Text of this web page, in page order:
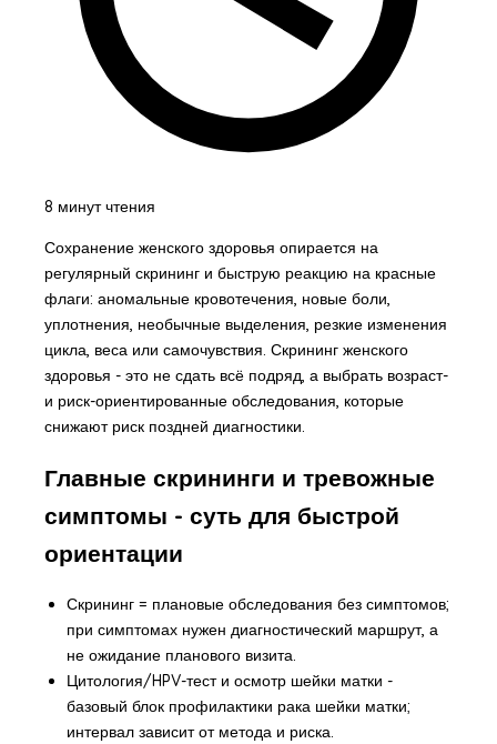
8 минут чтения
Сохранение женского здоровья опирается на
регулярный скрининг и быструю реакцию на красные
флаги: аномальные кровотечения, новые боли,
уплотнения, необычные выделения, резкие изменения
цикла, веса или самочувствия. Скрининг женского
здоровья - это не сдать всё подряд, а выбрать возраст-
и риск-ориентированные обследования, которые
снижают риск поздней диагностики.
Главные скрининги и тревожные
симптомы - суть для быстрой
ориентации
Скрининг = плановые обследования без симптомов;
при симптомах нужен диагностический маршрут, а
не ожидание планового визита.
Цитология/HPV-тест и осмотр шейки матки -
базовый блок профилактики рака шейки матки;
интервал зависит от метода и риска.